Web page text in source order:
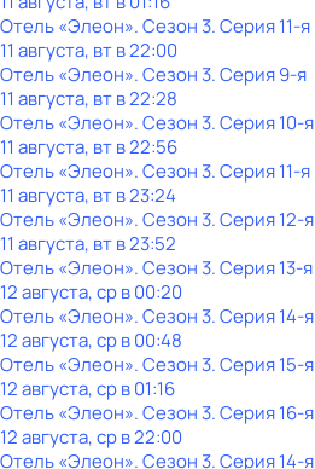
Отель «Элеон». Сезон 3. Серия 11-я
11 августа, вт в 22:00
Отель «Элеон». Сезон 3. Серия 9-я
11 августа, вт в 22:28
Отель «Элеон». Сезон 3. Серия 10-я
11 августа, вт в 22:56
Отель «Элеон». Сезон 3. Серия 11-я
11 августа, вт в 23:24
Отель «Элеон». Сезон 3. Серия 12-я
11 августа, вт в 23:52
Отель «Элеон». Сезон 3. Серия 13-я
12 августа, ср в 00:20
Отель «Элеон». Сезон 3. Серия 14-я
12 августа, ср в 00:48
Отель «Элеон». Сезон 3. Серия 15-я
12 августа, ср в 01:16
Отель «Элеон». Сезон 3. Серия 16-я
12 августа, ср в 22:00
Отель «Элеон». Сезон 3. Серия 14-я